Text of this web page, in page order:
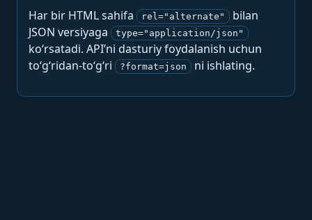
Har bir HTML sahifa rel="alternate"
bilan
JSON versiyaga
type="application/json"
ko‘rsatadi. API’ni dasturiy foydalanish uchun
to‘g‘ridan-to‘g‘ri
?format=json ni ishlating.